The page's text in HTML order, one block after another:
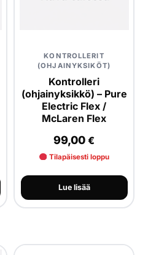
KONTROLLERIT
(OHJAINYKSIKÖT)
Kontrolleri
(ohjainyksikkö) – Pure
Electric Flex /
McLaren Flex
99,00 €
Tilapäisesti loppu
Lue lisää